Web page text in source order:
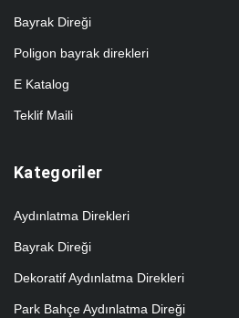
Bayrak Direği
Poligon bayrak direkleri
E Katalog
Teklif Maili
Kategoriler
Aydınlatma Direkleri
Bayrak Direği
Dekoratif Aydınlatma Direkleri
Park Bahçe Aydınlatma Direği